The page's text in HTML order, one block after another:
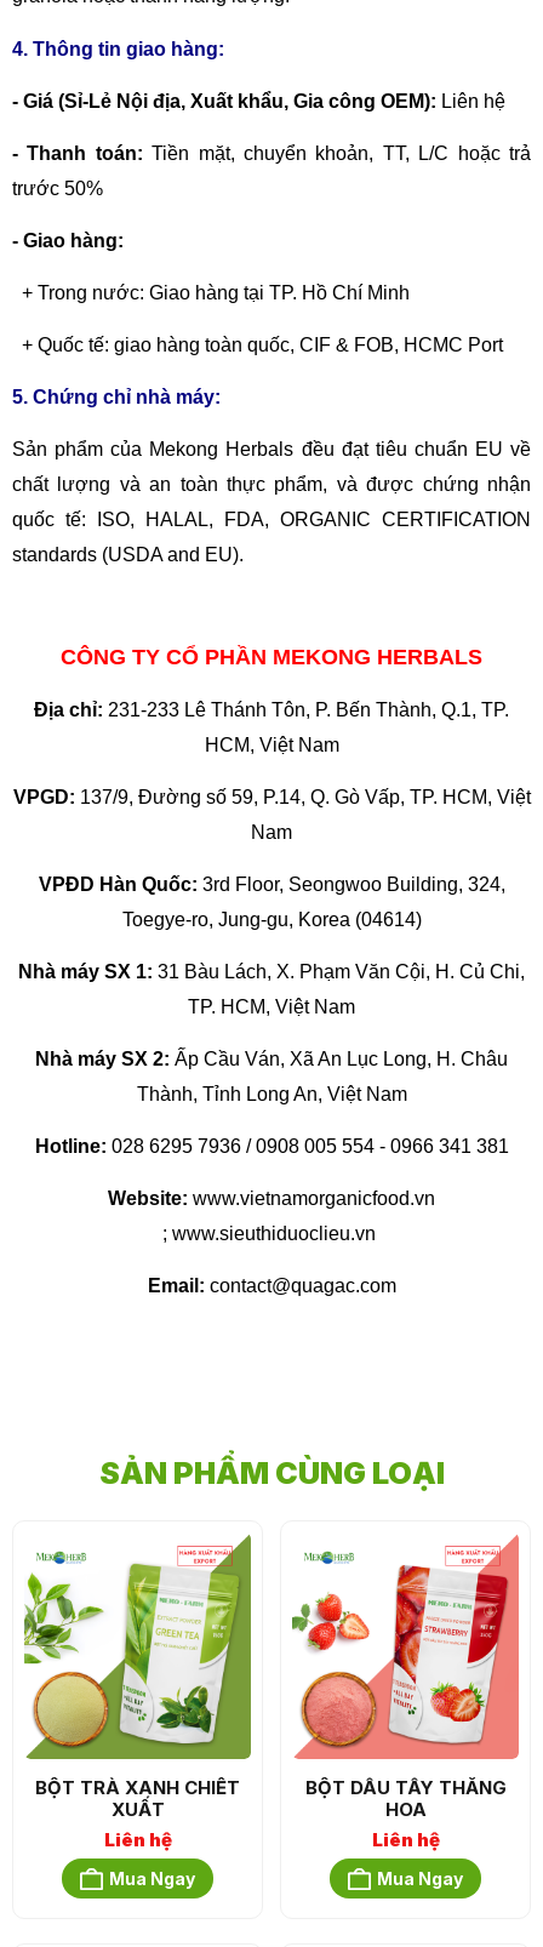
4. Thông tin giao hàng:
- Giá (Sỉ-Lẻ Nội địa, Xuất khẩu, Gia công OEM): Liên hệ
- Thanh toán:Tiền mặt, chuyển khoản, TT, L/C hoặc trả
trước 50%
- Giao hàng:
+ Trong nước: Giao hàng tại TP. Hồ Chí Minh
+ Quốc tế: giao hàng toàn quốc, CIF & FOB, HCMC Port
5. Chứng chỉ nhà máy:
Sản phẩm của Mekong Herbals đều đạt tiêu chuẩn EU về
chất lượng và an toàn thực phẩm, và được chứng nhận
quốc tế: ISO, HALAL, FDA, ORGANIC CERTIFICATION
standards (USDA and EU).
CÔNG TY CỔ PHẦN MEKONG HERBALS
Địa chỉ: 231-233 Lê Thánh Tôn, P. Bến Thành, Q.1, TP.
HCM, Việt Nam
VPGD: 137/9, Đường số 59, P.14, Q. Gò Vấp, TP. HCM, Việt
Nam
VPĐD Hàn Quốc: 3rd Floor, Seongwoo Building, 324,
Toegye-ro, Jung-gu, Korea (04614)
Nhà máy SX 1: 31 Bàu Lách, X. Phạm Văn Cội, H. Củ Chi,
TP. HCM, Việt Nam
Nhà máy SX 2: Ấp Cầu Ván, Xã An Lục Long, H. Châu
Thành, Tỉnh Long An, Việt Nam
Hotline: 028 6295 7936 / 0908 005 554 - 0966 341 381
Website: www.vietnamorganicfood.vn
; www.sieuthiduoclieu.vn
Email: contact@quagac.com
SẢN PHẨM CÙNG LOẠI
BỘT TRÀ XANH CHIẾT
XUẤT
Liên hệ
Mua Ngay
BỘT DÂU TÂY THĂNG
HOA
Liên hệ
Mua Ngay